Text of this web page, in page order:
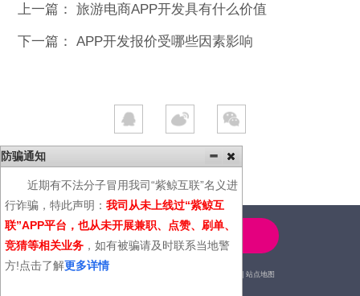
上一篇：旅游电商APP开发具有什么价值
下一篇：APP开发报价受哪些因素影响
4000-600-366
站点地图
防骗通知
近期有不法分子冒用我司“紫鲸互联”名义进
行诈骗，特此声明： 我司从未上线过“紫鲸互
联”APP平台，也从未开展兼职、点赞、刷单、
竞猜等相关业务 ，如有被骗请及时联系当地警
方!点击了解更多详情